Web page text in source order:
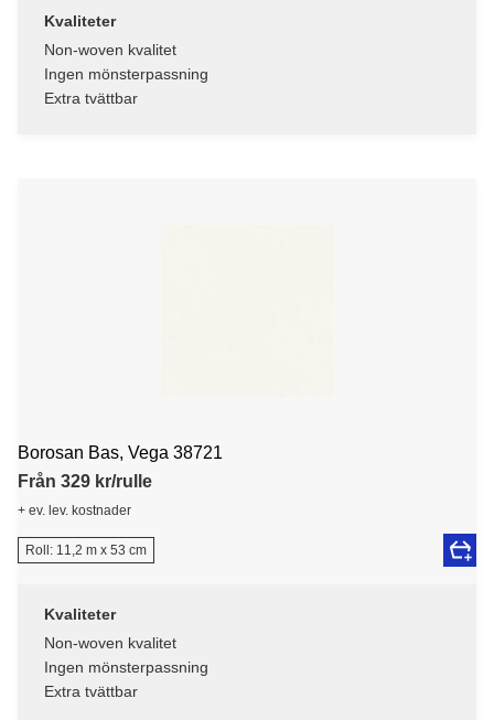
Kvaliteter
Non-woven kvalitet
Ingen mönsterpassning
Extra tvättbar
Borosan Bas, Vega 38721
Från 329 kr/rulle
+ ev. lev. kostnader
Roll: 11,2 m x 53 cm
Kvaliteter
Non-woven kvalitet
Ingen mönsterpassning
Extra tvättbar